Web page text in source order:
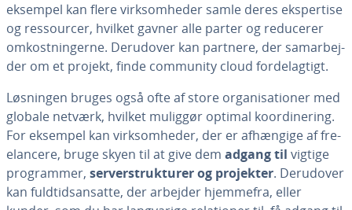
eksempel kan flere virk­som­he­der samle deres eks­per­ti­se
og res­sour­cer, hvilket gavner alle parter og reducerer
om­kost­nin­ger­ne. Derudover kan partnere, der sam­ar­bej­
der om et projekt, finde community cloud for­del­ag­tigt.
Løsningen bruges også ofte af store or­ga­ni­sa­tio­ner med
globale netværk, hvilket muliggør optimal ko­or­di­ne­ring.
For eksempel kan virk­som­he­der, der er afhængige af fre­
elan­ce­re, bruge skyen til at give dem adgang til vigtige
pro­gram­mer, ser­ver­struk­tu­rer og projekter. Derudover
kan fuld­tids­an­sat­te, der arbejder hjemmefra, eller